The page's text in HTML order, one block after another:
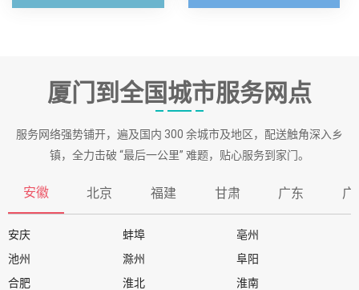
厦门到全国城市服务网点
服务网络强势铺开，遍及国内 300 余城市及地区，配送触角深入乡
镇，全力击破 “最后一公里” 难题，贴心服务到家门。
安徽 北京 福建 甘肃 广东 广
安庆 蚌埠
亳州
池州
滁州
阜阳
合肥
淮北
淮南